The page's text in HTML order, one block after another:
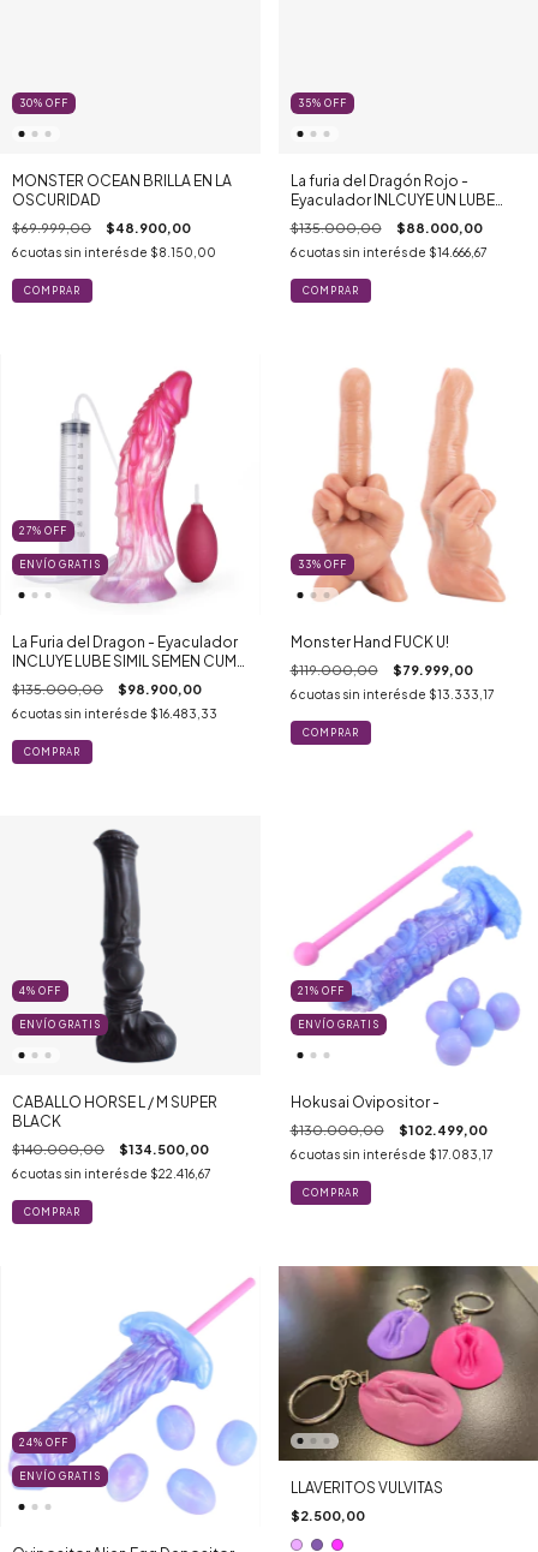
30% OFF
MONSTER OCEAN BRILLA EN LA
OSCURIDAD
$69.999,00 $48.900,00
6cuotas sin interés de $8.150,00
35% OFF
La furia del Dragón Rojo -
Eyaculador INLCUYE UN LUBE
SIMIL SEMEN GRATIS
$135.000,00 $88.000,00
6 cuotas sin interés de $14.666,67
27% OFF
ENVÍO GRATIS
La Furia del Dragon - Eyaculador
INCLUYE LUBE SIMIL SEMEN CUM
GRATIS!
$135.000,00 $98.900,00
6cuotas sin interés de $16.483,33
33% OFF
Monster Hand FUCK U!
$119.000,00 $79.999,00
6 cuotas sin interés de $13.333,17
4% OFF
ENVÍO GRATIS
CABALLO HORSE L / M SUPER
BLACK
$140.000,00 $134.500,00
6cuotas sin interés de $22.416,67
COMPRAR
21 % OFF
ENVÍO GRATIS
Hokusai Ovipositor -
$130.000,00 $102.499,00
6 cuotas sin interés de $17.083,17
24% OFF
ENVÍO GRATIS
LLAVERITOS VULVITAS
$2.500,00